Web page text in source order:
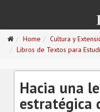
Home Cultura y
Libros de Textos para
Hacia una
estratégica